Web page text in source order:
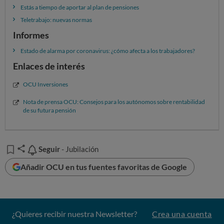
puedas
Moraleja, si aún te falta para el momento de la jubilación,
de la jubilación, te interesa aportar todo lo que puedas,
Estás a tiempo de aportar al plan de pensiones
Teletrabajo: nuevas normas
Informes
Estado de alarma por coronavirus: ¿cómo afecta a los trabajadores?
Enlaces de interés
OCU Inversiones
Nota de prensa OCU: Consejos para los autónomos sobre rentabilidad
de su futura pensión
Seguir
Seguir - Jubilación
Añadir OCU en tus fuentes favoritas de Google
¿Quieres recibir nuestra Newsletter? Crea una cuenta